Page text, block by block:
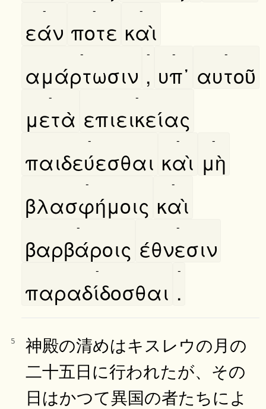
εάν
-
ποτε
-
καὶ
-
αμάρτωσιν
-
,
-
υπ᾿
-
αυτοῦ
-
μετὰ
-
επιεικείας
-
παιδεύεσθαι
-
καὶ
-
μὴ
-
βλασφήμοις
-
καὶ
-
βαρβάροις
-
έθνεσιν
-
παραδίδοσθαι
-
.
-
5
神殿の清めはキスレウの月の
二十五日に行われたが、その
日はかつて異国の者たちによ